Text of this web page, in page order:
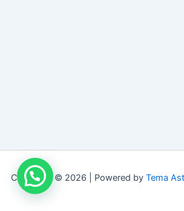
Copyright © 2026 | Powered by Tema